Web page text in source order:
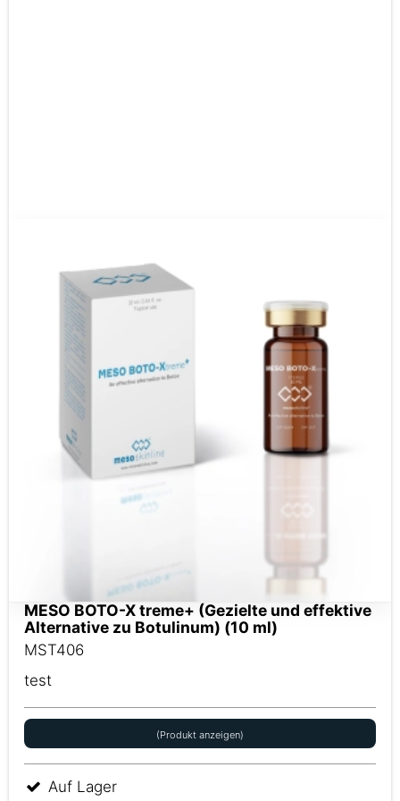
MESO BOTO-X treme+ (Gezielte und effektive
Alternative zu Botulinum) (10 ml)
MST406
test
(Produkt anzeigen)
Auf Lager